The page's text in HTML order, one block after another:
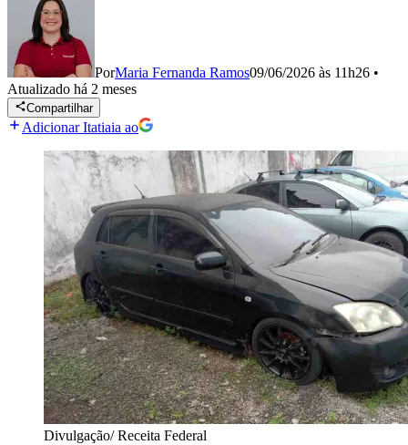
PorMaria Fernanda Ramos09/06/2026 às 11h26 •
Atualizado há 2 meses
Compartilhar
Adicionar Itatiaia ao
Divulgação/ Receita Federal